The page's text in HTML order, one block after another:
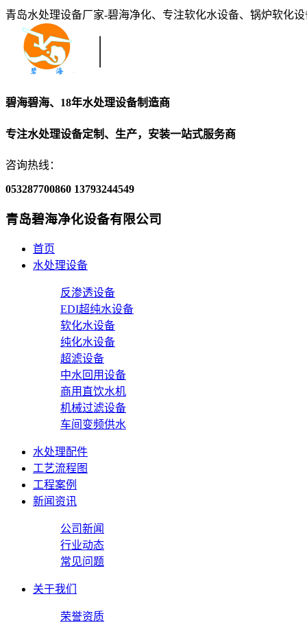
青岛水处理设备厂家-碧海净化、专注软化水设备、锅炉软化
碧海碧海、18年水处理设备制造商
专注水处理设备定制、生产，安装一站式服务商
咨询热线：
053287700860 13793244549
青岛碧海净化设备有限公司
首页
水处理设备
反渗透设备
EDI超纯水设备
软化水设备
纯化水设备
超滤设备
中水回用设备
商用直饮水机
机械过滤设备
车间变频供水
水处理配件
工艺流程图
工程案例
新闻资讯
公司新闻
行业动态
常见问题
关于我们
荣誉资质